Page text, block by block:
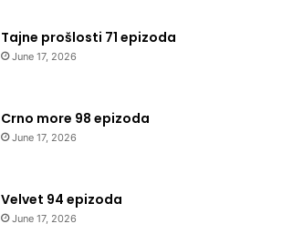
Tajne prošlosti 71 epizoda
June 17, 2026
Crno more 98 epizoda
June 17, 2026
Velvet 94 epizoda
June 17, 2026